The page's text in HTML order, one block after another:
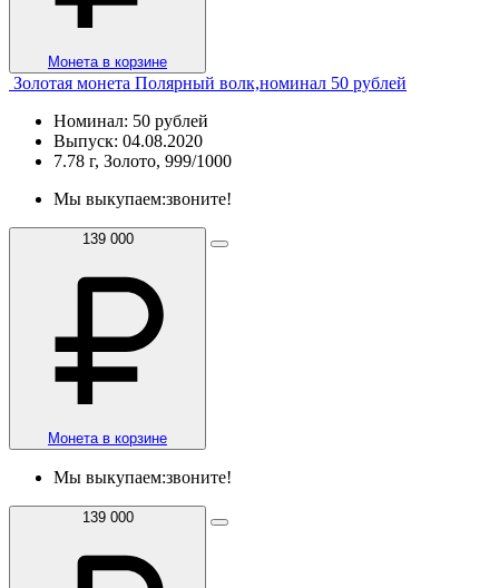
Монета в корзине
Золотая монета Полярный волк,номинал 50 рублей
Номинал: 50 рублей
Выпуск: 04.08.2020
7.78 г, Золото, 999/1000
Мы выкупаем:звоните!
139 000
Монета в корзине
Мы выкупаем:звоните!
139 000